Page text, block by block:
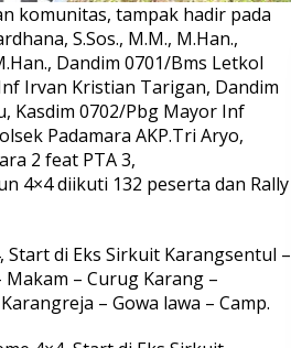
komunitas, tampak hadir pada
S.Sos., M.M., M.Han.,
Dandim 0701/Bms Letkol
Irvan Kristian Tarigan, Dandim
Kasdim 0702/Pbg Mayor Inf
Padamara AKP.Tri Aryo,
2 feat PTA 3,
4×4 diikuti 132 peserta dan Rally
di Eks Sirkuit Karangsentul –
– Curug Karang –
– Gowa lawa – Camp.